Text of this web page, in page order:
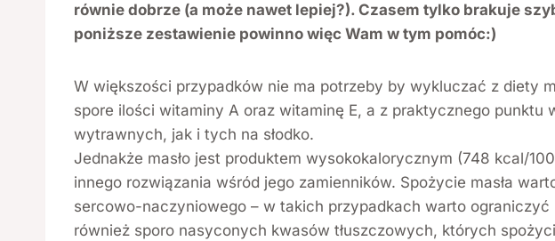
równie dobrze (a może nawet lepiej?). Czasem tylko brakuje
poniższe zestawienie powinno więc Wam w tym pomóc:)
W większości przypadków nie ma potrzeby by wykluczać z diety
spore ilości witaminy A oraz witaminę E, a z praktycznego punktu
wytrawnych, jak i tych na słodko.
Jednakże masło jest produktem wysokokalorycznym (748 kcal/
innego rozwiązania wśród jego zamienników. Spożycie masła
sercowo-naczyniowego – w takich przypadkach warto ograniczyć
również sporo nasyconych kwasów tłuszczowych, których